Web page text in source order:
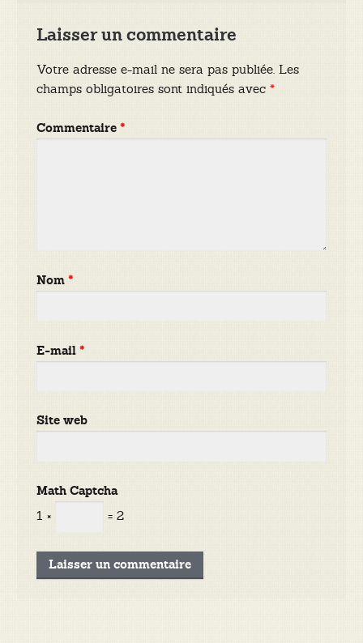
Laisser un commentaire
Votre adresse e-mail ne sera pas publiée. Les
champs obligatoires sont indiqués avec*
Commentaire*
Nom*
E-mail*
Site web
Math Captcha
1 ×
= 2